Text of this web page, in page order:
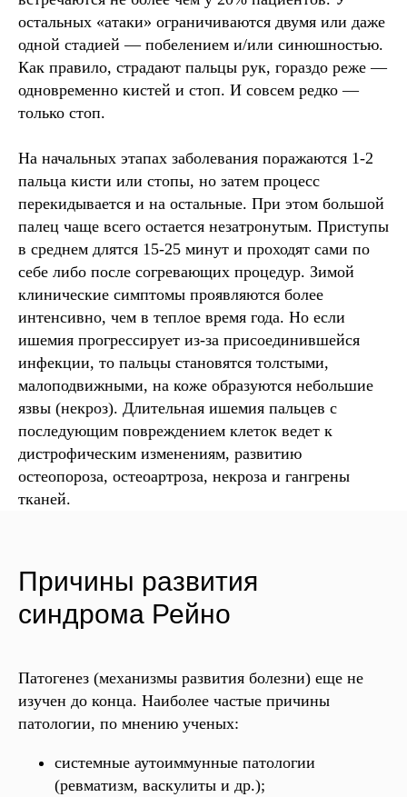
остальных «атаки» ограничиваются двумя или даже
одной стадией — побелением и/или синюшностью.
Как правило, страдают пальцы рук, гораздо реже —
одновременно кистей и стоп. И совсем редко —
только стоп.
На начальных этапах заболевания поражаются 1-2
пальца кисти или стопы, но затем процесс
перекидывается и на остальные. При этом большой
палец чаще всего остается незатронутым. Приступы
в среднем длятся 15-25 минут и проходят сами по
себе либо после согревающих процедур. Зимой
клинические симптомы проявляются более
интенсивно, чем в теплое время года. Но если
ишемия прогрессирует из-за присоединившейся
инфекции, то пальцы становятся толстыми,
малоподвижными, на коже образуются небольшие
язвы (некроз). Длительная ишемия пальцев с
последующим повреждением клеток ведет к
дистрофическим изменениям, развитию
остеопороза, остеоартроза, некроза и гангрены
тканей.
Причины развития
синдрома Рейно
Патогенез (механизмы развития болезни) еще не
изучен до конца. Наиболее частые причины
патологии, по мнению ученых:
системные аутоиммунные патологии
(ревматизм, васкулиты и др.);